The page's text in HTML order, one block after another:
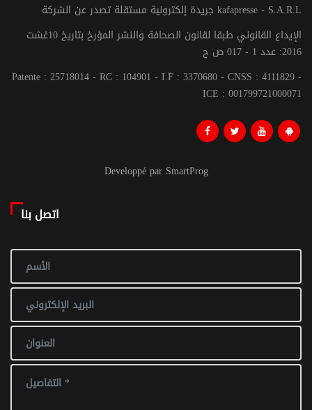
جريدة إلكترونية مستقلة تصدر عن الشركة kafapresse - S.A.R.L
الإيداع القانوني طبقا لقانون الصحافة والنشر المؤرخ بتاريخ 10غشت
2016: عدد 1 - 017 ص ح
Patente : 25718014 - RC : 104901 - I.F : 3370680 - CNSS : 4111829 -
ICE : 001799721000071
Developpé par SmartProg
اتصل بنا